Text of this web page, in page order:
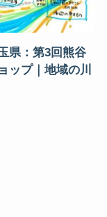
県：第3回熊谷
ップ｜地域の川